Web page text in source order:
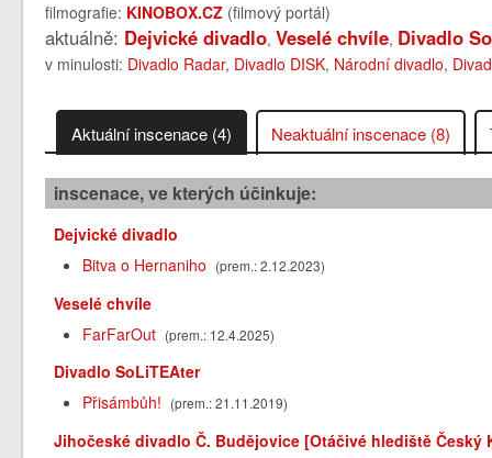
filmografie: KINOBOX.CZ (filmový portál)
aktuálně: Dejvické divadlo,Veselé chvíle, Divadlo
v minulosti: Divadlo Radar, Divadlo DISK, Národní divadlo,
Aktuální inscenace (4) Neaktuální inscenace (8)
inscenace, ve kterých účinkuje:
Dejvické divadlo
Bitva o Hernaniho (prem.: 2.12.2023)
Veselé chvíle
FarFarOut (prem.: 12.4.2025)
Divadlo SoLiTEAter
Přisámbůh! (prem.: 21.11.2019)
Jihočeské divadlo Č. Budějovice [Otáčivé hlediště Český